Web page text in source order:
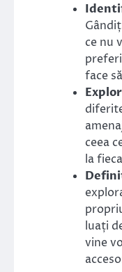
ce nu
face
ceea
la
luați
vine